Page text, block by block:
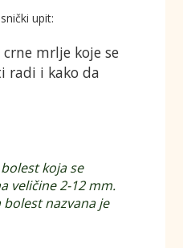
upit:
mrlje koje se
radi i kako da
koja se
veličine 2-12 mm.
nazvana je